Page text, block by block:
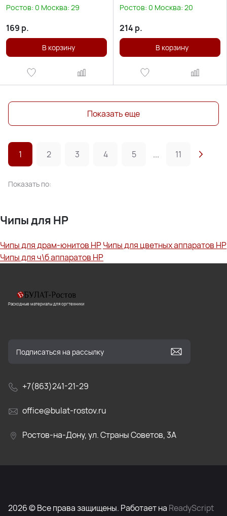
Ростов: 0 Москва: 29
169 р.
В корзину
Ростов: 0 Москва: 20
214 р.
В корзину
Показать еще
1 2 3 4 5 ... 11
Показать по:
Чипы для HP
Чипы для драм-юнитов HPЧипы для цветных аппаратов HP
Чипы для ч\б аппаратов HP
Расходные материалы для оргтехники
+7(863)241-21-29
office@bulat-rostov.ru
Ростов-на-Дону, ул. Страны Советов, 3А
2026 © Все права защищены. Работает на ReadyScript